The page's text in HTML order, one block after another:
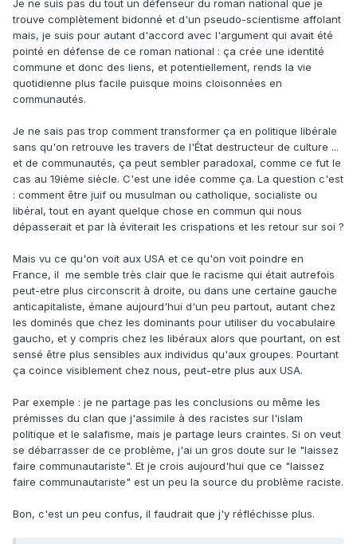
Je ne suis pas du tout un défenseur du roman national que je
trouve complètement bidonné et d'un pseudo-scientisme affolant
mais, je suis pour autant d'accord avec l'argument qui avait été
pointé en défense de ce roman national : ça crée une identité
commune et donc des liens, et potentiellement, rends la vie
quotidienne plus facile puisque moins cloisonnées en
communautés.
Je ne sais pas trop comment transformer ça en politique libérale
sans qu'on retrouve les travers de l'État destructeur de culture ...
et de communautés, ça peut sembler paradoxal, comme ce fut le
cas au 19ième siècle. C'est une idée comme ça. La question c'est
: comment être juif ou musulman ou catholique, socialiste ou
libéral, tout en ayant quelque chose en commun qui nous
dépasserait et par là éviterait les crispations et les retour sur soi ?
Mais vu ce qu'on voit aux USA et ce qu'on voit poindre en
France, il me semble très clair que le racisme qui était autrefois
peut-etre plus circonscrit à droite, ou dans une certaine gauche
anticapitaliste, émane aujourd'hui d'un peu partout, autant chez
les dominés que chez les dominants pour utiliser du vocabulaire
gaucho, et y compris chez les libéraux alors que pourtant, on est
sensé être plus sensibles aux individus qu'aux groupes. Pourtant
ça coince visiblement chez nous, peut-etre plus aux USA.
Par exemple : je ne partage pas les conclusions ou même les
prémisses du clan que j'assimile à des racistes sur l'islam
politique et le salafisme, mais je partage leurs craintes. Si on veut
se débarrasser de ce problème, j'ai un gros doute sur le "laissez
faire communautariste". Et je crois aujourd'hui que ce "laissez
faire communautariste" est un peu la source du problème raciste.
Bon, c'est un peu confus, il faudrait que j'y réfléchisse plus.